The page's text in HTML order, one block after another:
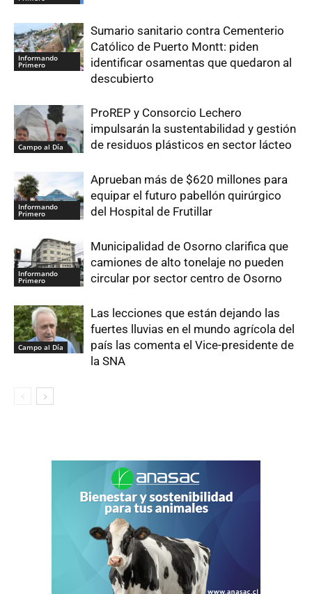
Informando
Primero
Sumario sanitario contra Cementerio
Católico de Puerto Montt: piden
identificar osamentas que quedaron al
descubierto
Campo al Día
ProREP y Consorcio Lechero
impulsarán la sustentabilidad y gestión
de residuos plásticos en sector lácteo
Informando
Primero
Aprueban más de $620 millones para
equipar el futuro pabellón quirúrgico
del Hospital de Frutillar
Informando
Primero
Municipalidad de Osorno clarifica que
camiones de alto tonelaje no pueden
circular por sector centro de Osorno
Campo al Día
Las lecciones que están dejando las
fuertes lluvias en el mundo agrícola del
país las comenta el Vice-presidente de
la SNA